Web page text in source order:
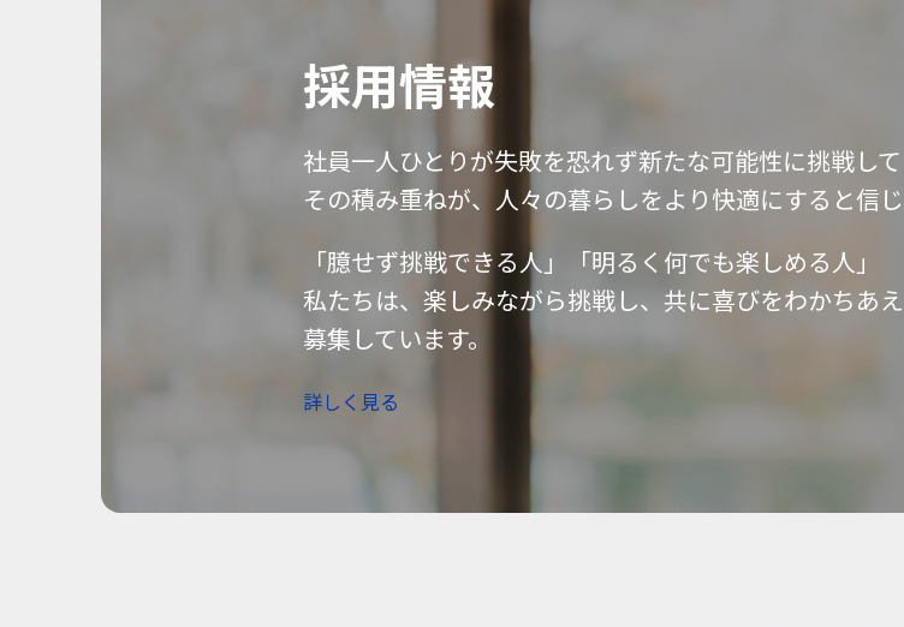
採用情報
社員一人ひとりが失敗を恐れず新たな可能性に挑戦して
その積み重ねが、人々の暮らしをより快適にすると信じ
「臆せず挑戦できる人」「明るく何でも楽しめる人」
私たちは、楽しみながら挑戦し、共に喜びをわかちあ
募集しています。
詳しく見る